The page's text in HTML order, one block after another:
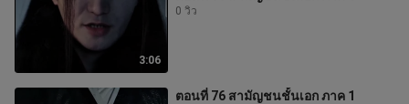
3:06
0 วิว
ตอนที่ 76 สามัญชนชั้นเอก ภาค 1